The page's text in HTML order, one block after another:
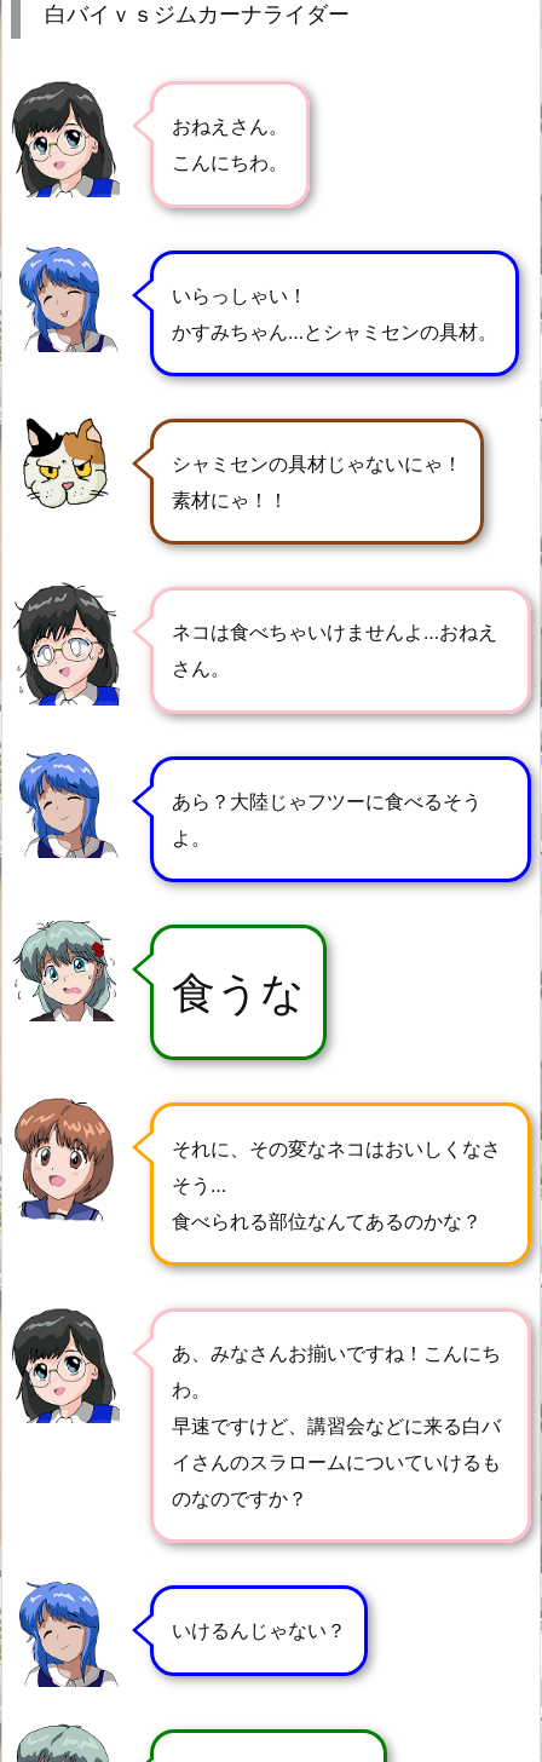
白バイｖｓジムカーナライダー
おねえさん。
こんにちわ。
いらっしゃい！
かすみちゃん…とシャミセンの具材。
シャミセンの具材じゃないにゃ！
素材にゃ！！
ネコは食べちゃいけませんよ…おねえ
さん。
あら？大陸じゃフツーに食べるそう
よ。
食うな
それに、その変なネコはおいしくなさ
そう…
食べられる部位なんてあるのかな？
あ、みなさんお揃いですね！こんにち
わ。
早速ですけど、講習会などに来る白バ
イさんのスラロームについていけるも
のなのですか？
いけるんじゃない？